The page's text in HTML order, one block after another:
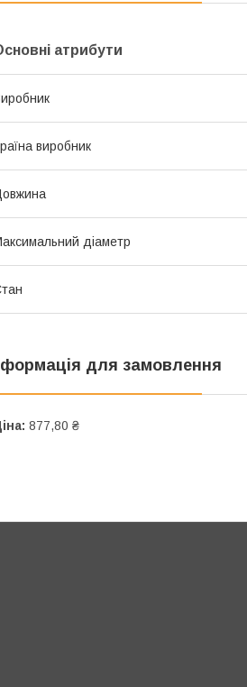
атрибути
виробник
діаметр
для замовлення
877,80 ₴